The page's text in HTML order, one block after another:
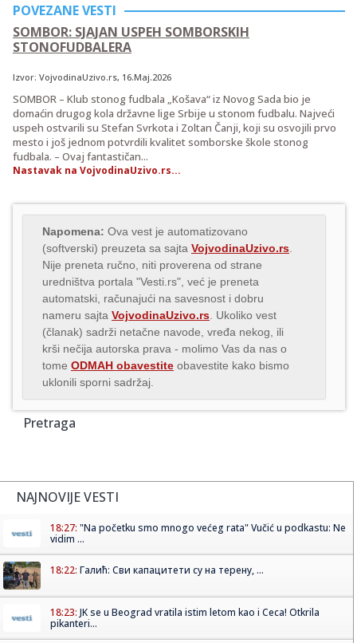
POVEZANE VESTI
SOMBOR: SJAJAN USPEH SOMBORSKIH
STONOFUDBALERA
Izvor: VojvodinaUzivo.rs, 16.Maj.2026
SOMBOR – Klub stonog fudbala „Košava“ iz Novog Sada bio je
domaćin drugog kola državne lige Srbije u stonom fudbalu. Najveći
uspeh ostvarili su Stefan Svrkota i Zoltan Čanji, koji su osvojili prvo
mesto i još jednom potvrdili kvalitet somborske škole stonog
fudbala. – Ovaj fantastičan...
Nastavak na VojvodinaUzivo.rs...
Napomena: Ova vest je automatizovano
(softverski) preuzeta sa sajta VojvodinaUzivo.rs
Nije preneta ručno, niti proverena od strane
uredništva portala "Vesti.rs", već je preneta
automatski, računajući na savesnost i dobru
nameru sajta VojvodinaUzivo.rs . Ukoliko vest
(članak) sadrži netačne navode, vređa nekog, ili
krši nečija autorska prava - molimo Vas da nas o
tome ODMAH obavestite obavestite kako bismo
uklonili sporni sadržaj.
Pretraga
NAJNOVIJE VESTI
18:27: "Na početku smo mnogo većeg rata" Vučić u podkastu: Ne
vidim ...
18:22: Галић: Сви капацитети су на терену, ...
18:23: JK se u Beograd vratila istim letom kao i Ceca! Otkrila
pikanteri...